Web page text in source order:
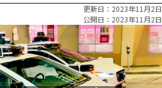
更新日
2023年11月2日
公開日
2023年11月2日